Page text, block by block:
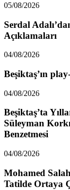
05/08/2026
Serdal
Açıklamaları
04/08/2026
Beşiktaş’ın
04/08/2026
Beşiktaş’ta
Süleyman
Benzetmesi
04/08/2026
Mohamed
Tatilde Ortaya